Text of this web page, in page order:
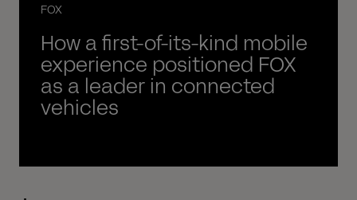
FOX
How a first-of-its-kind mobile
experience positioned FOX
as a leader in connected
vehicles